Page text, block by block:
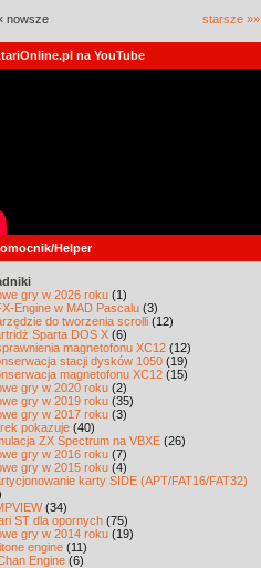
nowsze starsze »»
na YouTube
Helper
gry w 2026 roku (1)
Engine w MAD Pascalu (3)
do tworzenia scrolli (12)
Sparta DOS X (6)
magnetofonu XC12 (12)
stacji dysków 1050 (19)
magnetofonu XC12 (15)
gry w 2020 roku (2)
gry w 2019 roku (35)
gry w 2017 roku (3)
pokazuje (40)
ZX Spectrum na VBXE (26)
gry w 2016 roku (7)
gry w 2015 roku (4)
karty SIDE (APT/FAT16/FAT32)
(34)
ST dla opornych (75)
gry w 2014 roku (19)
engine (11)
Engine (6)